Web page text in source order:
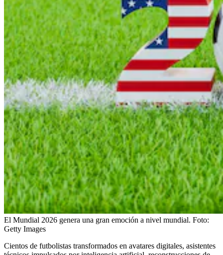
El Mundial 2026 genera una gran emoción a nivel mundial. Foto:
Getty Images
Cientos de futbolistas transformados en avatares digitales, asistentes